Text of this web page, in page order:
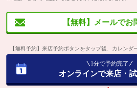
【無料】メールでお
【無料予約】来店予約ボタンをタップ後、カレン
1分で予約完了
オンラインで来店・